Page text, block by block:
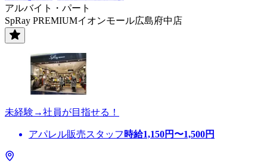
アルバイト・パート
SpRay PREMIUMイオンモール広島府中店
未経験→社員が目指せる！
アパレル販売スタッフ 時給1,150円〜1,500円